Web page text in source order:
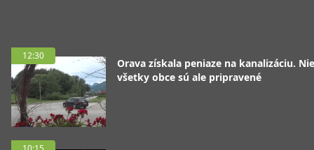
12:30
Orava získala peniaze na kanalizáciu. Nie
všetky obce sú ale pripravené